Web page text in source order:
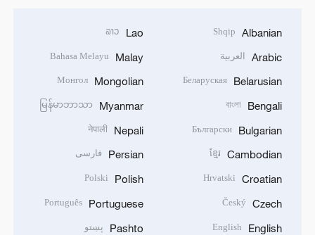
Albanian
Shqip
Arabic العربية
Belarusian
Беларуская
Bengali
বাংলা
Bulgarian
Български
Cambodian
ខ្មែរ
Croatian
Hrvatski
Czech
Český
English
English
Lao
ລາວ
Malay
Bahasa Melayu
Mongolian
Монгол
Myanmar
မြန်မာဘာသာ
Nepali
नेपाली
Persian فارسی
Polish
Polski
Portuguese
Português
Pashto پښتو